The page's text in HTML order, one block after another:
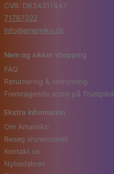
CVR: DK34311447
71787322
info@amamiko.dk
Nem og sikker shopping
FAQ
Returnering & ombytning
Fremragende score på Trustpilot
Ekstra information
Om Amamiko
Besøg showroomet
Kontakt os
Nyhedsbrev